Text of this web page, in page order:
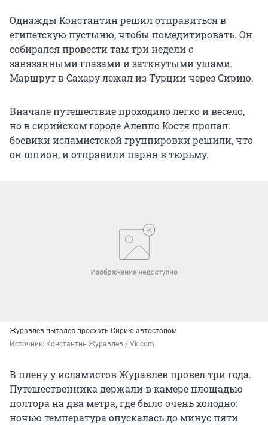
Однажды Константин решил отправиться в
египетскую пустыню, чтобы помедитировать. Он
собирался провести там три недели с
завязанными глазами и заткнутыми ушами.
Маршрут в Сахару лежал из Турции через Сирию.
Вначале путешествие проходило легко и весело,
но в сирийском городе Алеппо Костя пропал:
боевики исламистской группировки решили, что
он шпион, и отправили парня в тюрьму.
Журавлев пытался проехать Сирию автостопом
Источник: Константин Журавлев / Vk.com
В плену у исламистов Журавлев провел три года.
Путешественника держали в камере площадью
полтора на два метра, где было очень холодно:
ночью температура опускалась до минус пяти